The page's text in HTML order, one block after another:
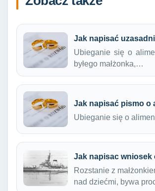
Jak napisać
Ubieganie się o
byłego małżonka,…
Jak napisać pismo o
Ubieganie się o
Jak napisac wniosek
Rozstanie z
nad dziećmi, bywa